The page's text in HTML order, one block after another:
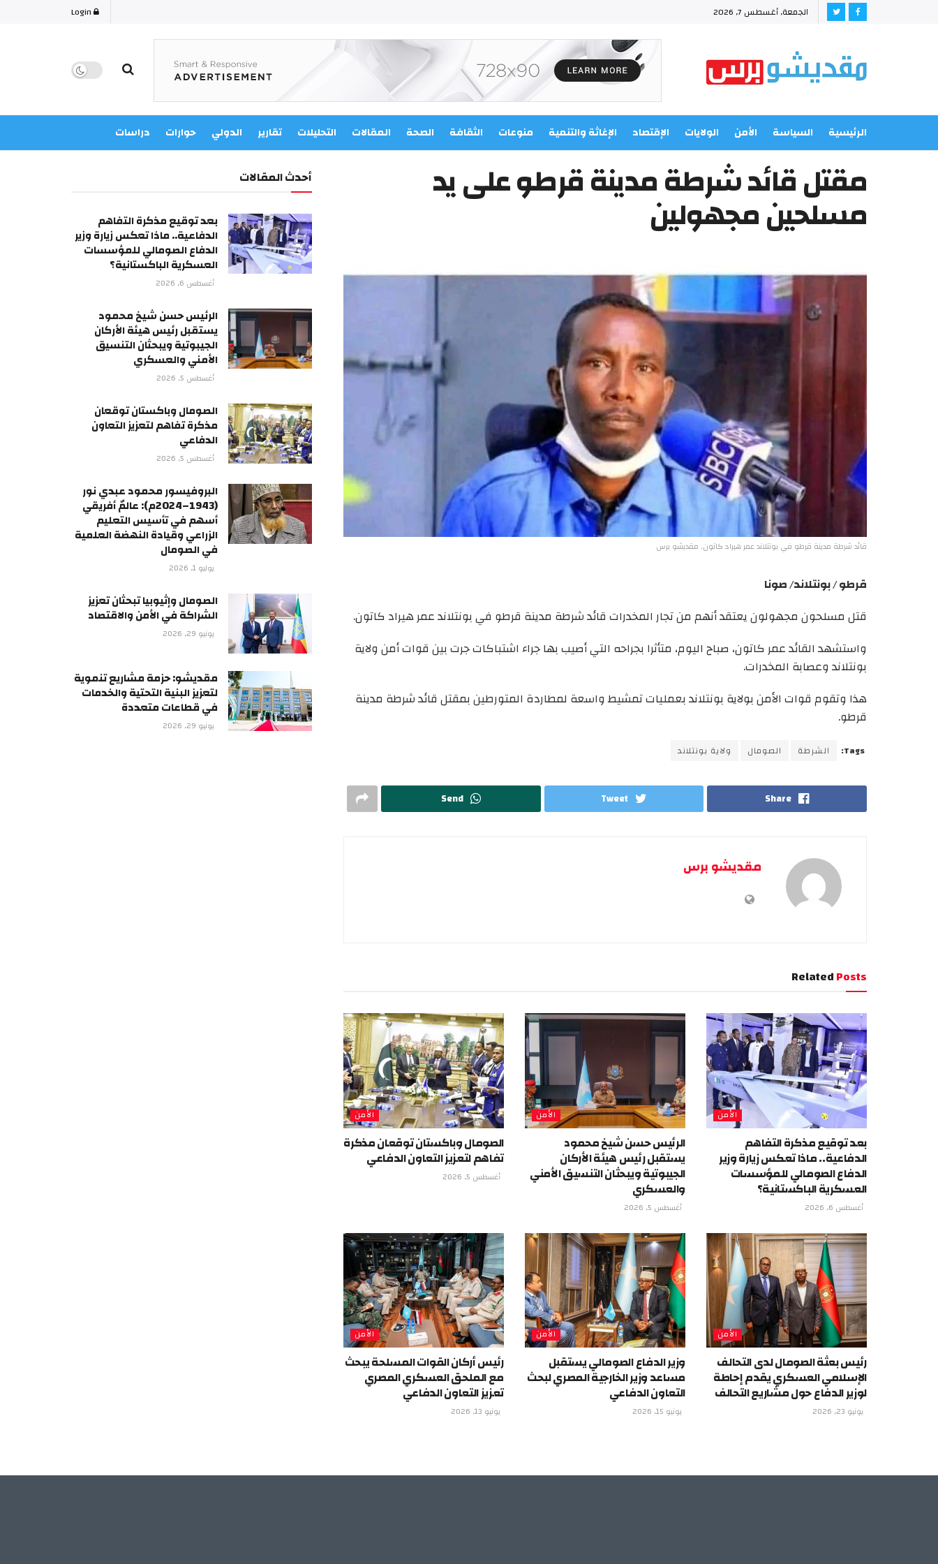
الجمعة, أغسطس 7, 2026
الرئيسية السياسة الأمن الولايات الإقتصاد الإغاثة والتنمية منوعات الثقافة الصحة المقالات التحليلات تقارير الدولي حوارات دراسات
مقتل قائد شرطة مدينة قرطو على يد
مسلحين مجهولين
قائد شرطة مدينة قرطو في بونتلاند عمر هيراد كاتون. مقديشو برس
قرطو / بونتلاند/ صونا
قتل مسلحون مجهولونيعتقد أنهم من تجار المخدرات قائدشرطة مدينة قرطو فيبونتلاندعمرهيراد كاتون.
واستشهد القائدعمر كاتون، صباح اليوم، متأثرا بجراحه التيأصيببهاجراء اشتباكات جرت بين قوات أمن ولاية
بونتلاند وعصابة المخدرات.
هذا وتقوم قوات الأمن بولاية بونتلاند بعمليات تمشيط واسعة لمطاردة المتورطين بمقتل قائد شرطة مدينة
قرطو.
Tags: الشرطة الصومال ولاية بونتلاند
Share
Tweet
Send
مقديشو برس
RelatedPosts
الأمن
بعد توقيع مذكرة التفاهم
الدفاعية.. ماذا تعكس زيارة وزير
الدفاع الصومالي للمؤسسات
العسكرية الباكستانية؟
أغسطس 6, 2026
الأمن
الرئيس حسن شيخ محمود
يستقبل رئيس هيئة الأركان
الجيبوتية ويبحثان التنسيق الأمني
والعسكري
أغسطس 5, 2026
الأمن
الصومال وباكستان توقعان مذكرة
تفاهم لتعزيز التعاون الدفاعي
أغسطس 5, 2026
الأمن
رئيس بعثة الصومال لدى التحالف
الإسلامي العسكري يقدم إحاطة
لوزير الدفاع حول مشاريع التحالف
يونيو 23, 2026
الأمن
وزير الدفاع الصومالي يستقبل
مساعد وزير الخارجية المصري لبحث
التعاون الدفاعي
يونيو 15, 2026
الأمن
رئيس أركان القوات المسلحة يبحث
مع الملحق العسكري المصري
تعزيز التعاون الدفاعي
يونيو 13, 2026
أحدث المقالات
بعد توقيع مذكرة التفاهم
الدفاعية.. ماذا تعكس زيارة وزير
الدفاع الصومالي للمؤسسات
العسكرية الباكستانية؟
أغسطس 6, 2026
الرئيس حسن شيخ محمود
يستقبل رئيس هيئة الأركان
الجيبوتية ويبحثان التنسيق
الأمني والعسكري
أغسطس 5, 2026
الصومال وباكستان توقعان
مذكرة تفاهم لتعزيز التعاون
الدفاعي
أغسطس 5, 2026
البروفيسور محمود عبدي نور
(1943–2024م): عالمٌ أفريقي
أسهم في تأسيس التعليم
الزراعي وقيادة النهضة العلمية
في الصومال
يوليو 1, 2026
الصومال وإثيوبيا تبحثان تعزيز
الشراكة في الأمن والاقتصاد
يونيو 29, 2026
مقديشو: حزمة مشاريع تنموية
لتعزيز البنية التحتية والخدمات
في قطاعات متعددة
يونيو 29, 2026